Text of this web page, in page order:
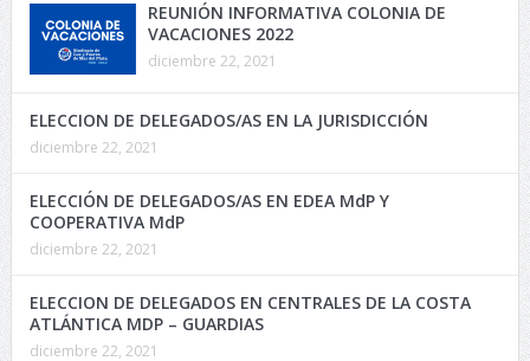
REUNIÓN INFORMATIVA COLONIA DE
VACACIONES 2022
diciembre 22, 2021
ELECCION DE DELEGADOS/AS EN LA JURISDICCIÓN
diciembre 22, 2021
ELECCIÓN DE DELEGADOS/AS EN EDEA MdP Y
COOPERATIVA MdP
diciembre 22, 2021
ELECCION DE DELEGADOS EN CENTRALES DE LA COSTA
ATLÁNTICA MDP – GUARDIAS
diciembre 22, 2021